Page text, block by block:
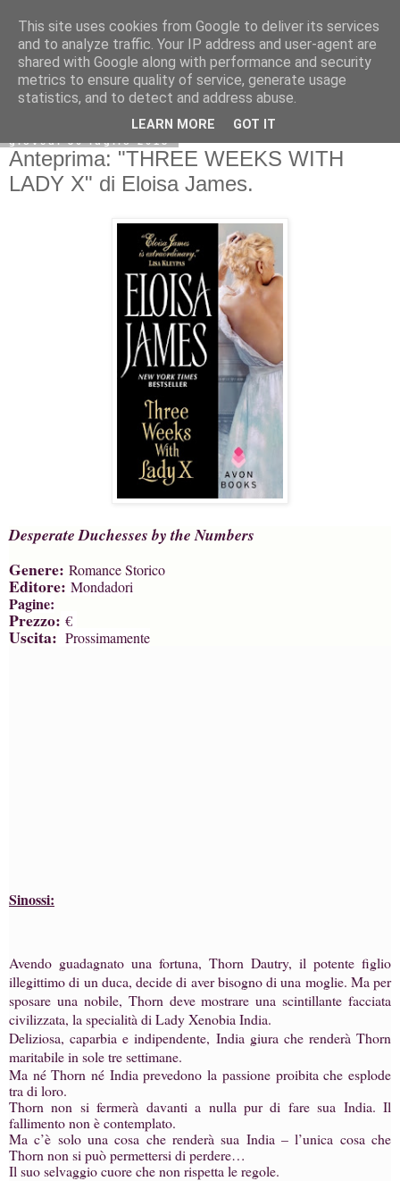
giovedì 30 luglio 2015
Anteprima: "THREE WEEKS WITH
LADY X" di Eloisa James.
Desperate Duchesses by the Numbers
Genere: Romance Storico
Editore: Mondadori
Pagine:
Prezzo: €
Uscita: Prossimamente
Sinossi:
Avendo guadagnato una fortuna, Thorn Dautry, il potente figlio
illegittimo di un duca, decide di aver bisogno di una moglie. Ma per
sposare una nobile, Thorn deve mostrare una scintillante facciata
civilizzata, la specialità di Lady Xenobia India.
Deliziosa, caparbia e indipendente, India giura che renderà Thorn
maritabile in sole tre settimane.
Ma né Thorn né India prevedono la passione proibita che esplode
tra di loro.
Thorn non si fermerà davanti a nulla pur di fare sua India. Il
fallimento non è contemplato.
Ma c’è solo una cosa che renderà sua India – l’unica cosa che
Thorn non si può permettersi di perdere…
Il suo selvaggio cuore che non rispetta le regole.
This site uses cookies from Google to deliver its services
and to analyze traffic. Your IP address and user-agent are
shared with Google along with performance and security
metrics to ensure quality of service, generate usage
statistics, and to detect and address abuse.
LEARN MORE GOT IT